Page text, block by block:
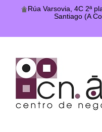
Rúa Varsovia, 4C 2ª
Santiago (A